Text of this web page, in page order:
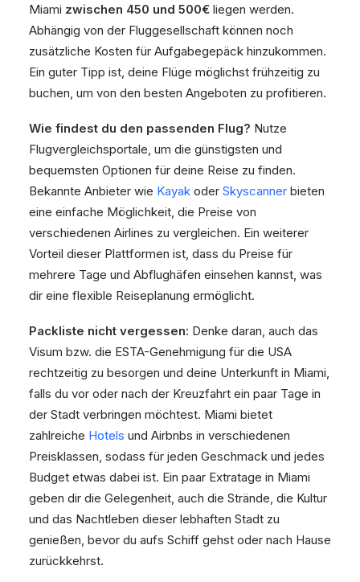
Miami zwischen 450 und 500€ liegen werden.
Abhängig von der Fluggesellschaft können noch
zusätzliche Kosten für Aufgabegepäck hinzukommen.
Ein guter Tipp ist, deine Flüge möglichst frühzeitig zu
buchen, um von den besten Angeboten zu profitieren.
Wie findest du den passenden Flug? Nutze
Flugvergleichsportale, um die günstigsten und
bequemsten Optionen für deine Reise zu finden.
Bekannte Anbieter wie Kayak oder Skyscanner bieten
eine einfache Möglichkeit, die Preise von
verschiedenen Airlines zu vergleichen. Ein weiterer
Vorteil dieser Plattformen ist, dass du Preise für
mehrere Tage und Abflughäfen einsehen kannst, was
dir eine flexible Reiseplanung ermöglicht.
Packliste nicht vergessen: Denke daran, auch das
Visum bzw. die ESTA-Genehmigung für die USA
rechtzeitig zu besorgen und deine Unterkunft in Miami,
falls du vor oder nach der Kreuzfahrt ein paar Tage in
der Stadt verbringen möchtest. Miami bietet
zahlreiche Hotels und Airbnbs in verschiedenen
Preisklassen, sodass für jeden Geschmack und jedes
Budget etwas dabei ist. Ein paar Extratage in Miami
geben dir die Gelegenheit, auch die Strände, die Kultur
und das Nachtleben dieser lebhaften Stadt zu
genießen, bevor du aufs Schiff gehst oder nach Hause
zurückkehrst.